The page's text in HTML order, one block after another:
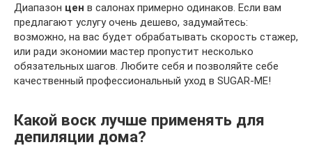
Диапазон цен в салонах примерно одинаков. Если вам
предлагают услугу очень дешево, задумайтесь:
возможно, на вас будет обрабатывать скорость стажер,
или ради экономии мастер пропустит несколько
обязательных шагов. Любите себя и позволяйте себе
качественный профессиональный уход в SUGAR-ME!
Какой воск лучше применять для
депиляции дома?